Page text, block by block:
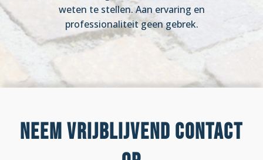
weten te stellen. Aan ervaring en
professionaliteit geen gebrek.
Neem vrijblijvend contact